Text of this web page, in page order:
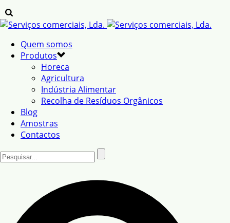
Quem somos
Produtos
Horeca
Agricultura
Indústria Alimentar
Recolha de Resíduos Orgânicos
Blog
Amostras
Contactos